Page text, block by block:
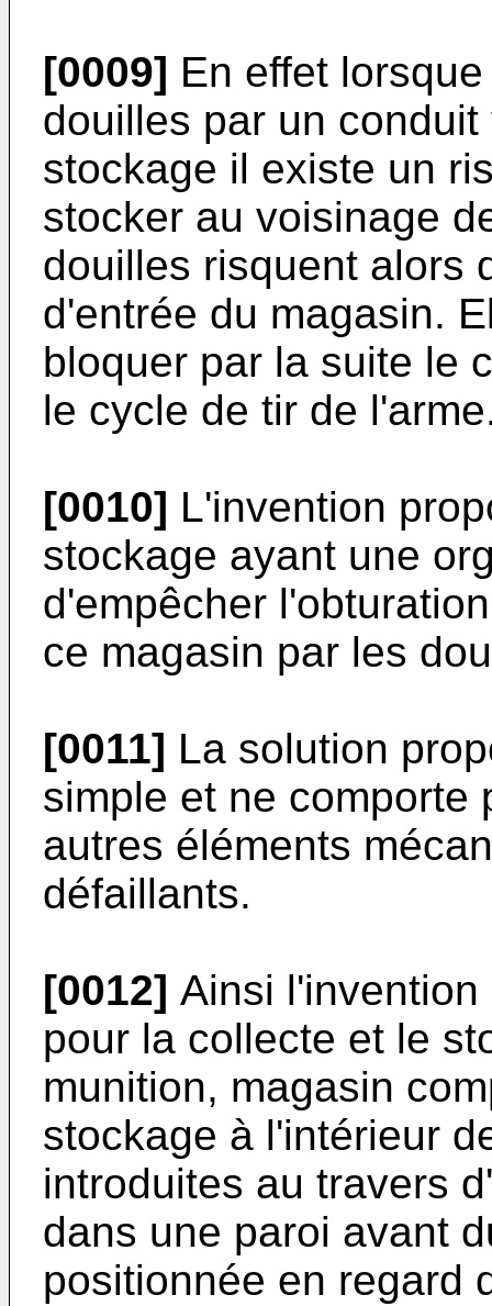
[0009] En effet
douilles par un
stockage il existe un
stocker au voisinage
douilles risquent alors
d'entrée du magasin.
bloquer par la suite le
le cycle de tir de
[0010] L'invention
stockage ayant une
d'empêcher
ce magasin par les
[0011] La solution
simple et ne comporte
autres éléments
défaillants.
[0012] Ainsi
pour la collecte et le
munition, magasin
stockage à l'intérieur
introduites au travers
dans une paroi avant
positionnée en regard